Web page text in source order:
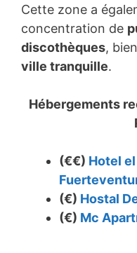
Cette zone a
concentration de
discothèques,
ville tranquille.
Hébergements
(€€) Hotel
(€) Hostal
(€) Mc